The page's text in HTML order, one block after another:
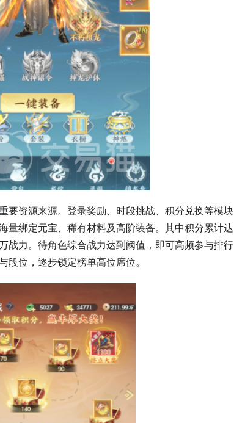
要资源来源。登录奖励、时段挑战、积分兑换等模块
量绑定元宝、稀有材料及高阶装备。其中积分累计达
战力。待角色综合战力达到阈值，即可高频参与排行
段位，逐步锁定榜单高位席位。